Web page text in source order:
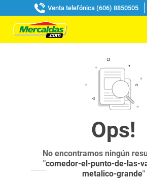
Venta telefónica (606) 8850505
No encontramos ningún
"comedor-el-punto-de-las-
metalico-grande"